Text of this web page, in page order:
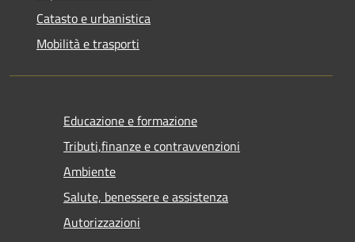
Catasto e urbanistica
Mobilità e trasporti
Educazione e formazione
Tributi,finanze e contravvenzioni
Ambiente
Salute, benessere e assistenza
Autorizzazioni